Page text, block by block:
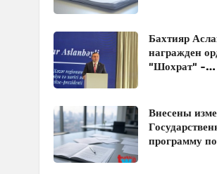
Бахтияр
награжден
"Шохрат" -
Внесены
программу по